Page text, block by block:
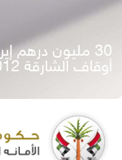
30 مليون درهم
أوقاف الشارقة 2012م